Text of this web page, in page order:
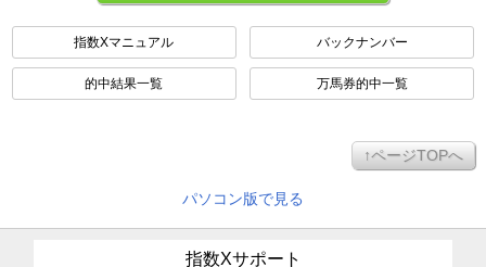
指数Xマニュアル バックナンバー
的中結果一覧 万馬券的中一覧
↑ページTOPへ
パソコン版で見る
指数Xサポート